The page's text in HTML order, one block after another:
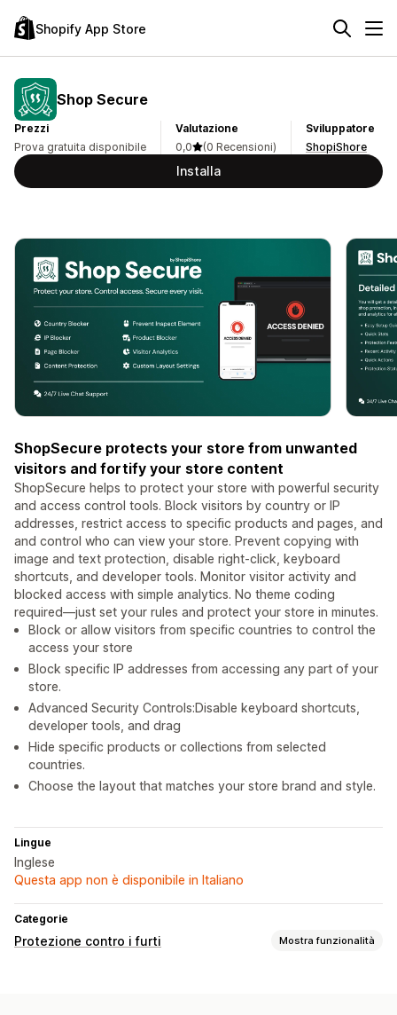
Shopify App Store
Shop Secure
Prezzi
Prova gratuita disponibile
Valutazione
0,0
(0 Recensioni)
Sviluppatore
ShopiShore
Installa
ShopSecure protects your store from unwanted
visitors and fortify your store content
ShopSecure helps to protect your store with powerful security
and access control tools. Block visitors by country or IP
addresses, restrict access to specific products and pages, and
and control who can view your store. Prevent copying with
image and text protection, disable right-click, keyboard
shortcuts, and developer tools. Monitor visitor activity and
blocked access with simple analytics. No theme coding
required—just set your rules and protect your store in minutes.
Block or allow visitors from specific countries to control the
access your store
Block specific IP addresses from accessing any part of your
store.
Advanced Security Controls:Disable keyboard shortcuts,
developer tools, and drag
Hide specific products or collections from selected
countries.
Choose the layout that matches your store brand and style.
Lingue
Inglese
Questa app non è disponibile in Italiano
Categorie
Protezione contro i furti Mostra funzionalità